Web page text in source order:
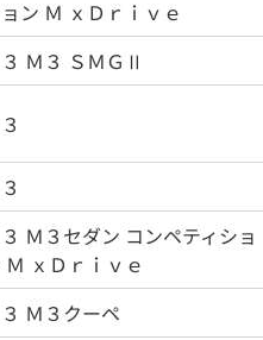
ン Ｍ ｘＤｒｉｖｅ
Ｍ３ ＳＭＧⅡ
Ｍ３セダン コンペティショ
Ｍ ｘＤｒｉｖｅ
Ｍ３クーペ